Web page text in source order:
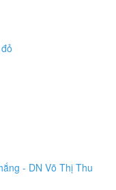
- DN Võ Thị Thu